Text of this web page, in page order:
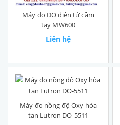
Máy đo DO điện tử cầm
tay MW600
Liên hệ
Máy đo nồng độ Oxy hòa
tan Lutron DO-5511